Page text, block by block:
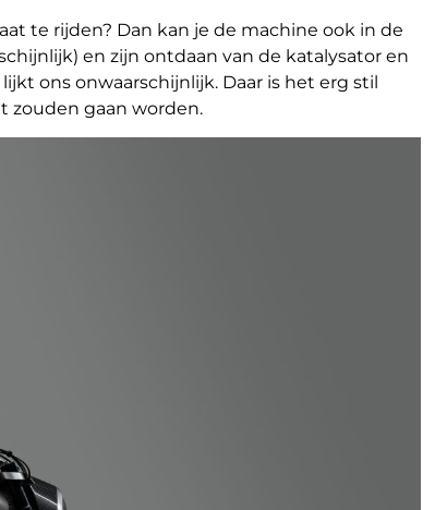
te rijden? Dan kan je de machine ook in de
en zijn ontdaan van de katalysator en
ons onwaarschijnlijk. Daar is het erg stil
zouden gaan worden.